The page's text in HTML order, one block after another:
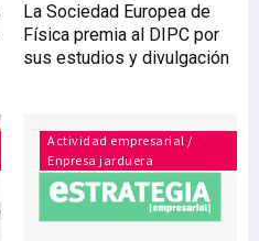
criterios para que las
soluciones escogidas en
adquisiciones públicas
obligaciones fijadas en la
normativa ambiental que
cualquier producto debe
cumplir asegurando un uso
La Sociedad Europea de
Física premia al DIPC por
sus estudios y divulgación
Actividad empresarial /
Enpresa jarduera